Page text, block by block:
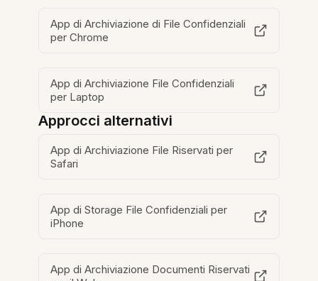
App di Archiviazione di File Confidenziali
per Chrome
App di Archiviazione File Confidenziali
per Laptop
Approcci alternativi
App di Archiviazione File Riservati per
Safari
App di Storage File Confidenziali per
iPhone
App di Archiviazione Documenti Riservati